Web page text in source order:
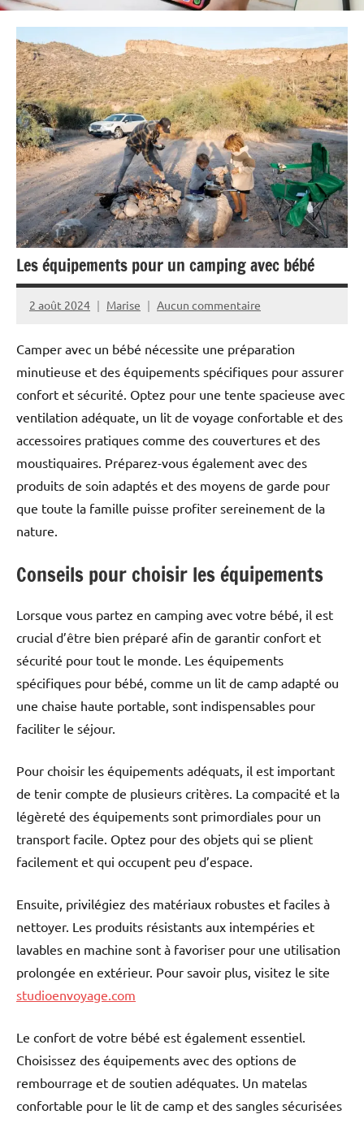
Les équipements pour un camping avec bébé
2 août 2024 Marise Aucun commentaire
Camper avec un bébé nécessite une préparation
minutieuse et des équipements spécifiques pour assurer
confort et sécurité. Optez pour une tente spacieuse avec
ventilation adéquate, un lit de voyage confortable et des
accessoires pratiques comme des couvertures et des
moustiquaires. Préparez-vous également avec des
produits de soin adaptés et des moyens de garde pour
que toute la famille puisse profiter sereinement de la
nature.
Conseils pour choisir les équipements
Lorsque vous partez en camping avec votre bébé, il est
crucial d’être bien préparé afin de garantir confort et
sécurité pour tout le monde. Les équipements
spécifiques pour bébé, comme un lit de camp adapté ou
une chaise haute portable, sont indispensables pour
faciliter le séjour.
Pour choisir les équipements adéquats, il est important
de tenir compte de plusieurs critères. La compacité et la
légèreté des équipements sont primordiales pour un
transport facile. Optez pour des objets qui se plient
facilement et qui occupent peu d’espace.
Ensuite, privilégiez des matériaux robustes et faciles à
nettoyer. Les produits résistants aux intempéries et
lavables en machine sont à favoriser pour une utilisation
prolongée en extérieur. Pour savoir plus, visitez le site
studioenvoyage.com
Le confort de votre bébé est également essentiel.
Choisissez des équipements avec des options de
rembourrage et de soutien adéquates. Un matelas
confortable pour le lit de camp et des sangles sécurisées